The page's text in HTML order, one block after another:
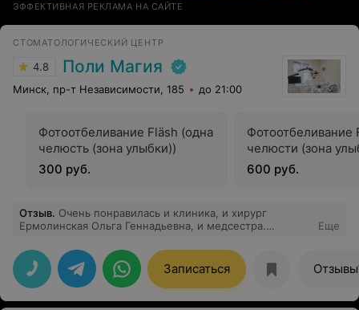
ЭФФЕКТИВНАЯ РЕКЛАМА НА САЙТЕ
СТОМАТОЛОГИЧЕСКИЙ ЦЕНТР
4.8 Поли Магия
Минск, пр-т Независимости, 185 до 21:00
Фотоотбеливание Fläsh (одна
челюсть (зона улыбки))
300 руб.
Фотоотбеливание
челюсти (зона
600 руб.
Отзыв. Очень понравилась и клиника, и хирург
Ермолинская Ольга Геннадьевна, и медсестра.
прокомментировала, все процедуры обосновала,
сделала все безболезненно и быстро, подробно
рассказала, что делать после визита к ней и как ее
найти в случае какой беды. Кроме всего, и поддержала
морально, и отдохнуть немного дала, и воды попить, и
Еще
Записаться Отзывы